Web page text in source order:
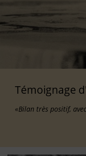
Témoignage
«Bilan très positif,